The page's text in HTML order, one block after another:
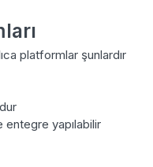
platformlar şunlardır
yapılabilir